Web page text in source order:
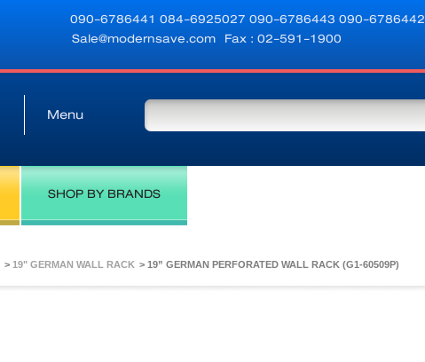
090-6786441084-6925027090-6786443090-6786442
Sale@modernsave.com Fax : 02-591-1900
Menu
SHOP BY BRANDS
> 19" GERMAN WALL RACK > 19” GERMAN PERFORATED WALL RACK (G1-60509P)